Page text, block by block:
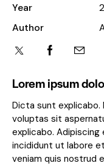
Lorem ipsum
Dicta sunt explicabo.
voluptas sit
explicabo.
incididunt ut labore
veniam quis nostrud
Year
Author